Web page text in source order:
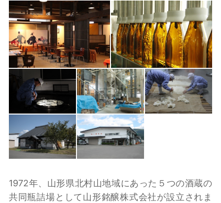
1972年、山形県北村山地域にあった５つの酒蔵の
共同瓶詰場として山形銘醸株式会社が設立されま